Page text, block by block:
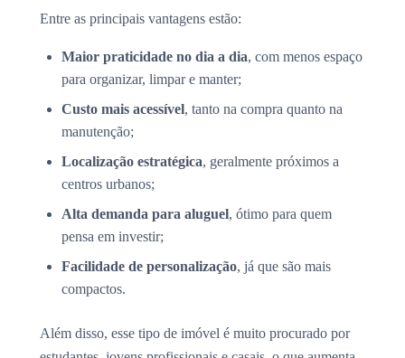
Entre as principais vantagens estão:
Maior praticidade no dia a dia, com menos espaço
para organizar, limpar e manter;
Custo mais acessível, tanto na compra quanto na
manutenção;
Localização estratégica, geralmente próximos a
centros urbanos;
Alta demanda para aluguel, ótimo para quem
pensa em investir;
Facilidade de personalização, já que são mais
compactos.
Além disso, esse tipo de imóvel é muito procurado por